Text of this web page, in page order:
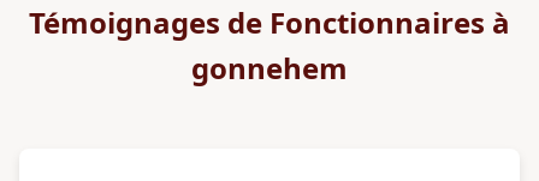
Témoignages de Fonctionnaires à
gonnehem